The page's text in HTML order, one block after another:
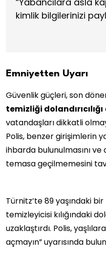
kimlik bilgilerinizi
Emniyetten Uyarı
Güvenlik güçleri, son
temizliği dolandırıcılığı
vatandaşları dikkatli
Polis, benzer girişimlerin
ihbarda bulunulmasını ve
temasa geçilmemesini
Türnitz’te 89 yaşındaki bir
temizleyicisi kılığındaki
uzaklaştırdı. Polis,
açmayın” uyarısında